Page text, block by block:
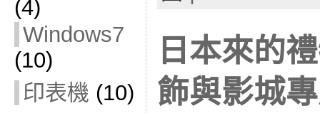
(4)
Windows7
(10)
印表機 (10)
日本來的
飾與影城